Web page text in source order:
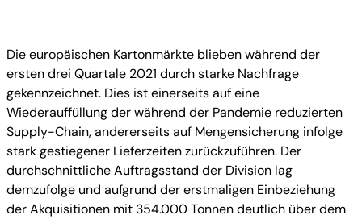
Die europäischen Kartonmärkte blieben während der
ersten drei Quartale 2021 durch starke Nachfrage
gekennzeichnet. Dies ist einerseits auf eine
Wiederauffüllung der während der Pandemie reduzierten
Supply-Chain, andererseits auf Mengensicherung infolge
stark gestiegener Lieferzeiten zurückzuführen. Der
durchschnittliche Auftragsstand der Division lag
demzufolge und aufgrund der erstmaligen Einbeziehung
der Akquisitionen mit 354.000 Tonnen deutlich über dem